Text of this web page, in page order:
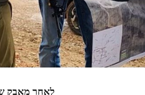
לאחר מאבק